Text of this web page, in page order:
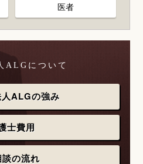
医者
ALGについて
ALGの強み
士費用
談の流れ